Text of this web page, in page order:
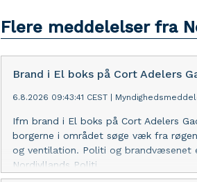
Flere meddelelser fra
Brand i El boks på Cort Adelers
6.8.2026 09:43:41 CEST
Ifm brand i El boks på Cort Adelers
borgerne i området søge væk fra
og ventilation. Politi og brandvæsenet
Nordjyllands Politi